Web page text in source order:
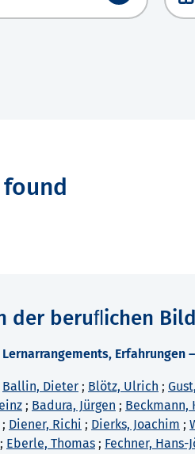
der beruﬂichen
Ballin, Dieter ; Blötz, Ulrich ;
; Badura, Jürgen ; Beckmann,
; Diener, Richi ; Dierks, Joachim ;
; Eberle, Thomas ; Fechner, Hans-